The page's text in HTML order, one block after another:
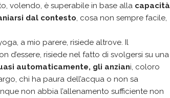
volendo, è superabile in base alla capacità
dal contesto, cosa non sempre facile,
a mio parere, risiede altrove. Il
d’essere, risiede nel fatto di svolgersi su una
automaticamente, gli anziani, coloro
chi ha paura dell’acqua o non sa
non abbia l’allenamento sufficiente non